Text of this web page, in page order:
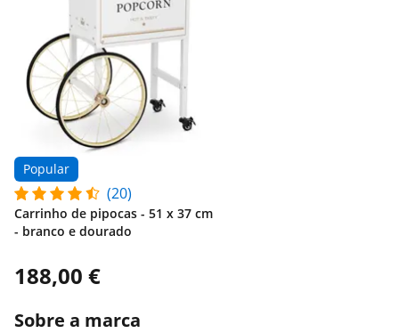
Popular
(20)
Carrinho de pipocas - 51 x 37 cm
- branco e dourado
188,00 €
Sobre a marca